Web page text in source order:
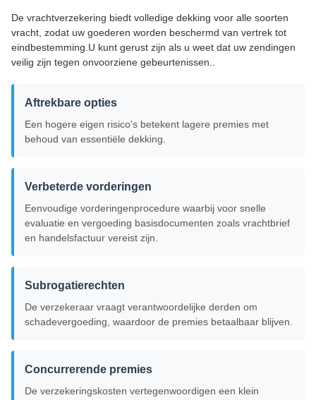
De vrachtverzekering biedt volledige dekking voor alle soorten
vracht, zodat uw goederen worden beschermd van vertrek tot
eindbestemming.U kunt gerust zijn als u weet dat uw zendingen
veilig zijn tegen onvoorziene gebeurtenissen..
Aftrekbare opties
Een hogere eigen risico's betekent lagere premies met
behoud van essentiële dekking.
Verbeterde vorderingen
Eenvoudige vorderingenprocedure waarbij voor snelle
evaluatie en vergoeding basisdocumenten zoals vrachtbrief
en handelsfactuur vereist zijn.
Subrogatierechten
De verzekeraar vraagt verantwoordelijke derden om
schadevergoeding, waardoor de premies betaalbaar blijven.
Concurrerende premies
De verzekeringskosten vertegenwoordigen een klein